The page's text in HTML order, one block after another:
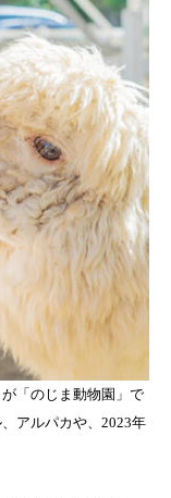
「のじま動物園」で
アルパカや、2023年